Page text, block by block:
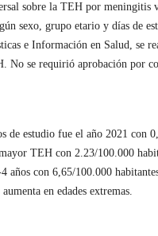
sobre la TEH por meningitis
sexo, grupo etario y días de
e Información en Salud, se
No se requirió aprobación por
de estudio fue el año 2021 con
TEH con 2.23/100.000
años con 6,65/100.000
en edades extremas.